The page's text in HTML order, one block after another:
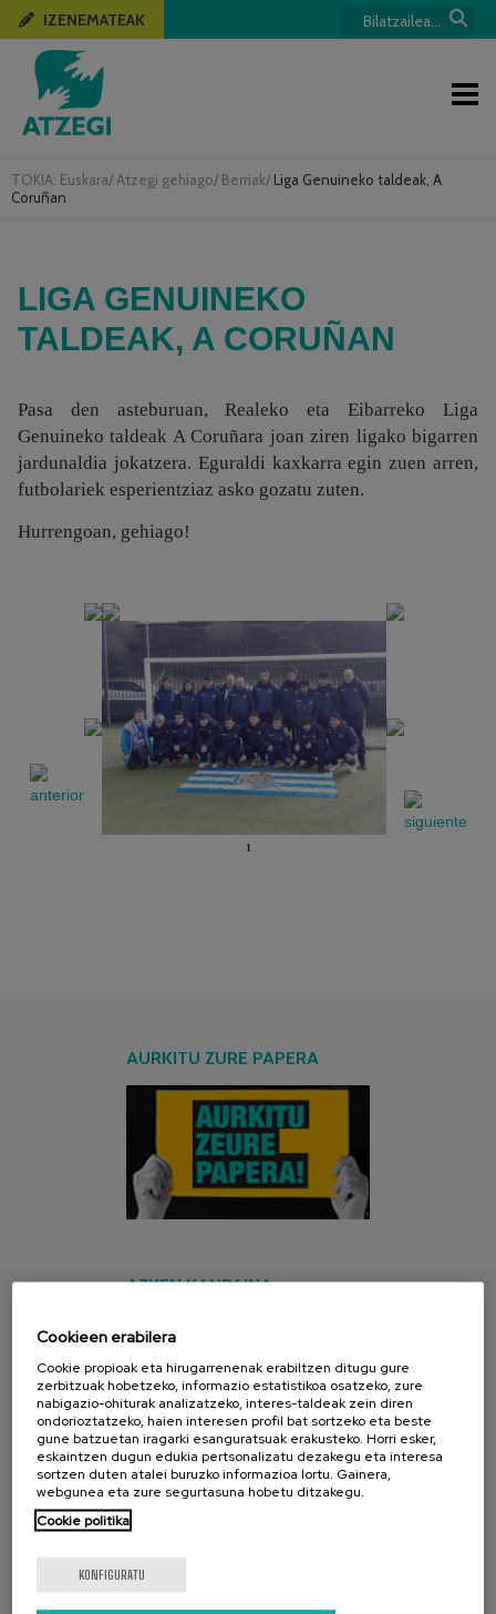
TOKIA: Euskara/ Atzegi gehiago/ Berriak/ Liga Genuineko taldeak, A
Coruñan
IZENEMATEAK
LIGA GENUINEKO
TALDEAK, A CORUÑAN
Pasa den asteburuan, Realeko eta Eibarreko Liga
Genuineko taldeak A Coruñara joan ziren ligako bigarren
jardunaldia jokatzera. Eguraldi kaxkarra egin zuen arren,
futbolariek esperientziaz asko gozatu zuten.
Hurrengoan, gehiago!
1
AURKITU ZURE PAPERA
AZKEN KANPAINA
Cookieen erabilera
Cookie propioak eta hirugarrenenak erabiltzen ditugu gure
zerbitzuak hobetzeko, informazio estatistikoa osatzeko, zure
nabigazio-ohiturak analizatzeko, interes-taldeak zein diren
ondorioztatzeko, haien interesen profil bat sortzeko eta beste
gune batzuetan iragarki esanguratsuak erakusteko. Horri esker,
eskaintzen dugun edukia pertsonalizatu dezakegu eta interesa
sortzen duten atalei buruzko informazioa lortu. Gainera,
webgunea eta zure segurtasuna hobetu ditzakegu.
Cookie politika
KONFIGURATU